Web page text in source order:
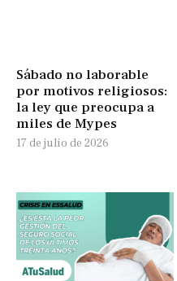
Sábado no laborable
por motivos religiosos:
la ley que preocupa a
miles de Mypes
17 de julio de 2026